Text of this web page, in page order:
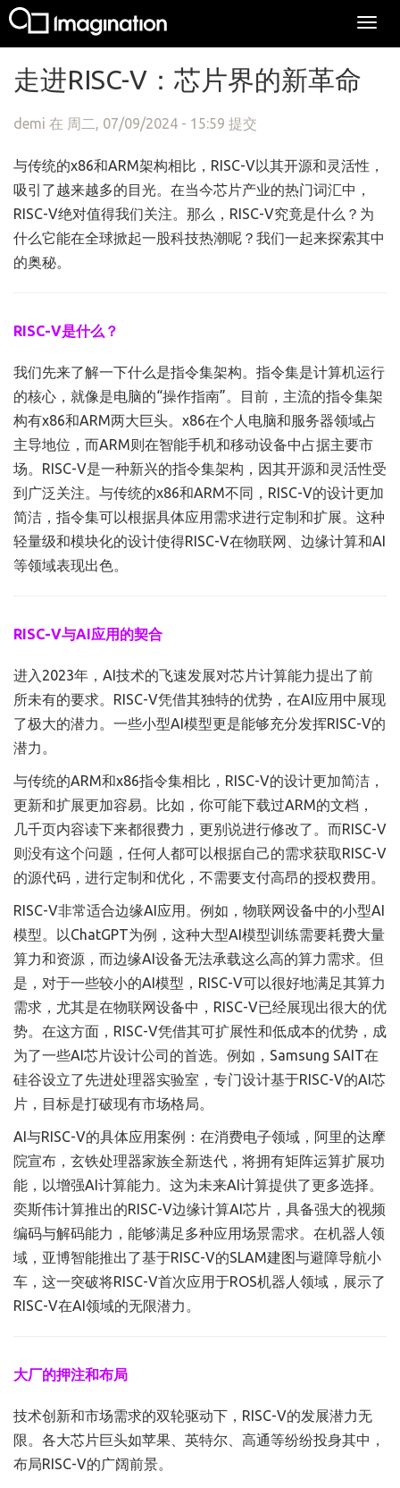
走进RISC-V：芯片界的新革命
demi 在 周二, 07/09/2024 - 15:59 提交
与传统的x86和ARM架构相比，RISC-V以其开源和灵活性，
吸引了越来越多的目光。在当今芯片产业的热门词汇中，
RISC-V绝对值得我们关注。那么，RISC-V究竟是什么？为
什么它能在全球掀起一股科技热潮呢？我们一起来探索其中
的奥秘。
RISC-V是什么？
我们先来了解一下什么是指令集架构。指令集是计算机运行
的核心，就像是电脑的“操作指南”。目前，主流的指令集架
构有x86和ARM两大巨头。x86在个人电脑和服务器领域占
主导地位，而ARM则在智能手机和移动设备中占据主要市
场。RISC-V是一种新兴的指令集架构，因其开源和灵活性受
到广泛关注。与传统的x86和ARM不同，RISC-V的设计更加
简洁，指令集可以根据具体应用需求进行定制和扩展。这种
轻量级和模块化的设计使得RISC-V在物联网、边缘计算和AI
等领域表现出色。
RISC-V与AI应用的契合
进入2023年，AI技术的飞速发展对芯片计算能力提出了前
所未有的要求。RISC-V凭借其独特的优势，在AI应用中展现
了极大的潜力。一些小型AI模型更是能够充分发挥RISC-V的
潜力。
与传统的ARM和x86指令集相比，RISC-V的设计更加简洁，
更新和扩展更加容易。比如，你可能下载过ARM的文档，
几千页内容读下来都很费力，更别说进行修改了。而RISC-V
则没有这个问题，任何人都可以根据自己的需求获取RISC-V
的源代码，进行定制和优化，不需要支付高昂的授权费用。
RISC-V非常适合边缘AI应用。例如，物联网设备中的小型AI
模型。以ChatGPT为例，这种大型AI模型训练需要耗费大量
算力和资源，而边缘AI设备无法承载这么高的算力需求。但
是，对于一些较小的AI模型，RISC-V可以很好地满足其算力
需求，尤其是在物联网设备中，RISC-V已经展现出很大的优
势。在这方面，RISC-V凭借其可扩展性和低成本的优势，成
为了一些AI芯片设计公司的首选。例如，Samsung SAIT在
硅谷设立了先进处理器实验室，专门设计基于RISC-V的AI芯
片，目标是打破现有市场格局。
AI与RISC-V的具体应用案例：在消费电子领域，阿里的达摩
院宣布，玄铁处理器家族全新迭代，将拥有矩阵运算扩展功
能，以增强AI计算能力。这为未来AI计算提供了更多选择。
奕斯伟计算推出的RISC-V边缘计算AI芯片，具备强大的视频
编码与解码能力，能够满足多种应用场景需求。在机器人领
域，亚博智能推出了基于RISC-V的SLAM建图与避障导航小
车，这一突破将RISC-V首次应用于ROS机器人领域，展示了
RISC-V在AI领域的无限潜力。
大厂的押注和布局
技术创新和市场需求的双轮驱动下，RISC-V的发展潜力无
限。各大芯片巨头如苹果、英特尔、高通等纷纷投身其中，
布局RISC-V的广阔前景。